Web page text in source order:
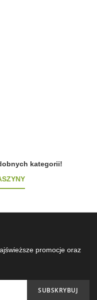
kategorii!
promocje oraz
SUBSKRYBUJ